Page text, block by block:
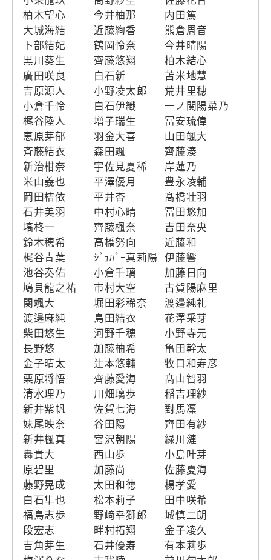
柏木望心
今井柚那
内田篤
大城海結
近藤絢香
熊倉周音
卜部結妃
鶴岡怜奈
今井晴陽
黒川葵生
齊藤悠翔
柏木結心
廣田咲良
白石新
苫米地慧
吉原源人
小野凌太郎
荒井里穂
小倉千怜
白石伊織
一ノ関陽菜乃
梶谷陸人
増子瑞生
冨安琉偉
恵原芽郁
羽金大喜
山田颯大
斉藤結衣
森田颯
齊藤湊
新治柑奈
宇佐見夏稀
岸蓮乃
米山義也
平澤優月
豊永凌輔
岡田桔依
平井杏
髙橋壮羽
石井美羽
中村心晴
冨田悠加
塙柊一
齊藤楓奈
吉田奈央
鈴木穂希
高橋努向
近藤和
梶谷青葉
ｼﾞｭﾊﾞｰ真莉陽 伊藤響
池谷奏佑
小倉千璃
加藤日向
鳩貝龍之祐
市村大空
古賀陽麻里
関颯大
堀田彩稀奈
渡邉純礼
渡邉麻純
島田結衣
花澤采芽
柴田悠生
河野千穂
小野寺元
長野悠
加藤柚希
亀田幹太
金子晴太
辻本悠輔
牧口和寿彦
栗原将悟
齊藤愛海
髙山智羽
清水理乃
川畑璃歩
稲吉理紗
新井紫帆
佐賀七海
對馬凜
妹尾映奈
谷田陽
齊田有紗
新井楓真
宮沢朝陽
緑川漣
轟貴大
西山歩
小島叶芽
原碧里
加藤尚
佐藤夏海
藤野晃成
太田和徳
楊孝愛
白石隼也
松本莉子
田中咲希
福島志歩
野﨑幸獅郎
城慎二朗
段宏志
畔村拓翔
金子凌久
吉角芽生
石井優寿
有本莉歩